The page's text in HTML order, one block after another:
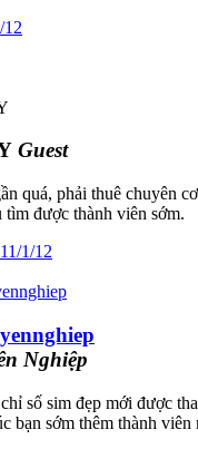
12
Guest
quá, phải thuê chuyên
tìm được thành viên sớm.
11/1/12
Nghiệp
số sim đẹp mới được
bạn sớm thêm thành viên